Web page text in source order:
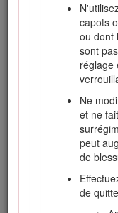
capots
ou dont
sont
réglage
Ne
et ne
peut
de
de
Portez
une
solides
longs.
enlevez
par la
quels